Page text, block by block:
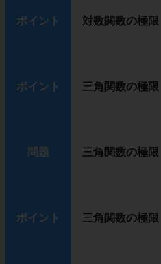
ポイント 対数関数の極限
ポイント 三角関数の極限
問題 三角関数の極限
ポイント 三角関数の極限